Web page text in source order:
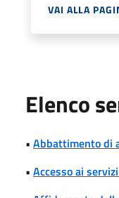
VAI ALLA
Elenco
• Abbattimento di
• Accesso ai